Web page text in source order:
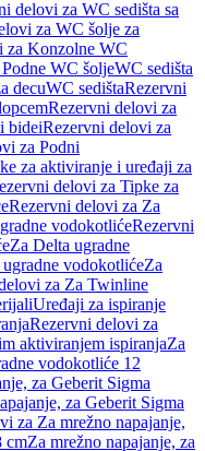
delovi za WC sedišta sa
za WC šolje za
za Konzolne WC
WC šoljeWC sedišta
decuWC sedištaRezervni
Rezervni delovi za
bideiRezervni delovi za
za Podni
za aktiviranje i uređaji za
delovi za Tipke za
Rezervni delovi za Za
vodokotlićeRezervni
Za Delta ugradne
vodokotlićeZa
za Za Twinline
Uređaji za ispiranje
Rezervni delovi za
aktiviranjem ispiranjaZa
vodokotliće 12
za Geberit Sigma
za Geberit Sigma
za Za mrežno napajanje,
cmZa mrežno napajanje, za